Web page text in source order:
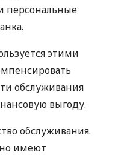
персональные
этими
обслуживания
выгоду.
обслуживания.
имеют